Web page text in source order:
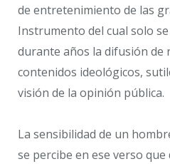
de entretenimiento de las
Instrumento del cual solo
durante años la difusión de
contenidos ideológicos,
visión de la opinión pública.
La sensibilidad de un
se percibe en ese verso que